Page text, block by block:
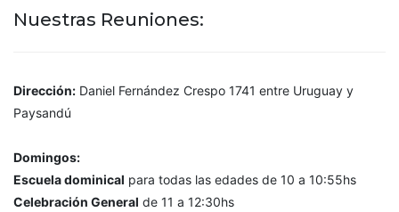
Nuestras Reuniones:
Dirección: Daniel Fernández Crespo 1741 entre Uruguay y
Paysandú
Domingos:
Escuela dominical para todas las edades de 10 a 10:55hs
Celebración General de 11 a 12:30hs